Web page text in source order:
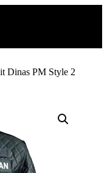
Dinas PM Style 2